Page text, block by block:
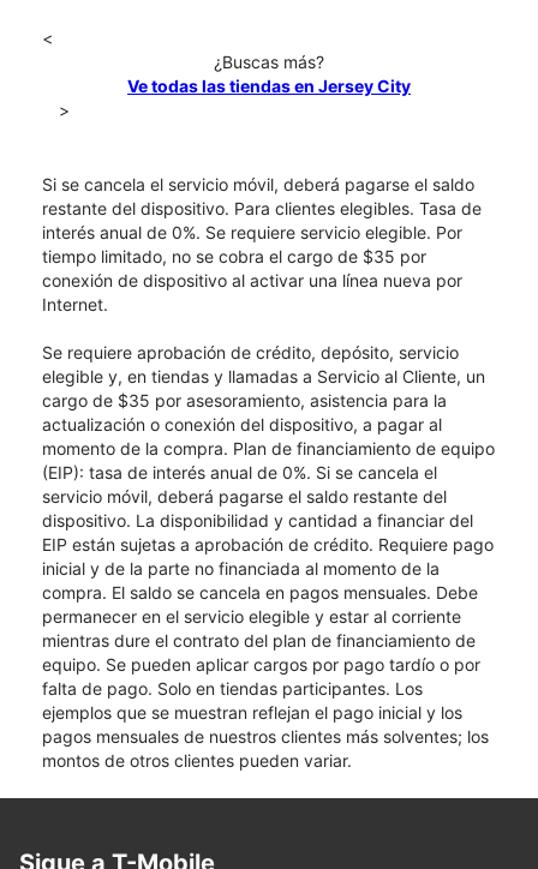
<
¿Buscas más?
Ve todas las tiendas en Jersey City
>
Si se cancela el servicio móvil, deberá pagarse el saldo
restante del dispositivo. Para clientes elegibles. Tasa de
interés anual de 0%. Se requiere servicio elegible. Por
tiempo limitado, no se cobra el cargo de $35 por
conexión de dispositivo al activar una línea nueva por
Internet.
Se requiere aprobación de crédito, depósito, servicio
elegible y, en tiendas y llamadas a Servicio al Cliente, un
cargo de $35 por asesoramiento, asistencia para la
actualización o conexión del dispositivo, a pagar al
momento de la compra. Plan de financiamiento de equipo
(EIP): tasa de interés anual de 0%. Si se cancela el
servicio móvil, deberá pagarse el saldo restante del
dispositivo. La disponibilidad y cantidad a financiar del
EIP están sujetas a aprobación de crédito. Requiere pago
inicial y de la parte no financiada al momento de la
compra. El saldo se cancela en pagos mensuales. Debe
permanecer en el servicio elegible y estar al corriente
mientras dure el contrato del plan de financiamiento de
equipo. Se pueden aplicar cargos por pago tardío o por
falta de pago. Solo en tiendas participantes. Los
ejemplos que se muestran reflejan el pago inicial y los
pagos mensuales de nuestros clientes más solventes; los
montos de otros clientes pueden variar.